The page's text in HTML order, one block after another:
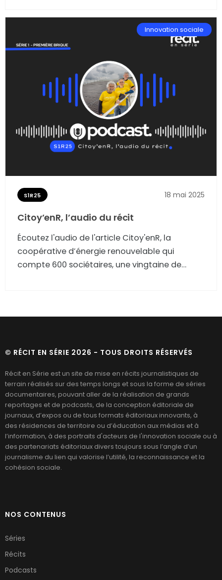
Innovation sociale
S1R25 18 mai 2025
Citoy’enR, l’audio du récit
Écoutez l'audio de l'article Citoy'enR, la
coopérative d’énergie renouvelable qui
compte 600 sociétaires, une vingtaine de
© RÉCIT EN SÉRIE 2026 - TOUS DROITS RÉSERVÉS
Récit en Série est un site de mise en récits journalistiques de
terrain réalisés sur des temps longs et sous la forme de séries
documentaires, pouvant aller de la réalisation de grands
reportages et de podcasts, de la conception éditoriale de
journaux, d’expos ou de tous formats éditoriaux innovants, à
des résidences de territoire ou d’éducation aux médias et à
l’information, à des portraits d'acteurs de l'innovation sociale ou à
des partenariats éditoriaux divers toujours sous l’angle d’un
journalisme du lien qui valorise l’utilité, la reconnaissance et la
cohésion sociale.
NOS CONTENUS
Séries
Récits
Podcasts